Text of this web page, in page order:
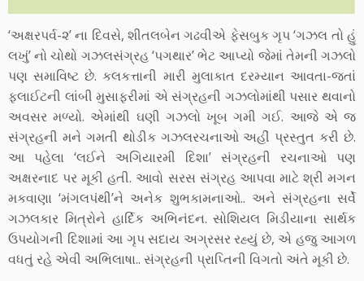
‘અક્ષરપર્વ-૨’ ના દિવસે, શીતલબેન ગઢવીએ ફેસબુક ગૃપ ‘ગઝલ તો હું
લખું’ નો ચોથો ગઝલસંગ્રહ ‘પગથાર’ ભેટ આપ્યો જેમાં તેમની ગઝલો
પણ સમાવિષ્ટ છે. કલકત્તાની મારી મુલાકાત દરમ્યાન આવતા-જતાં
ફ્લાઈટની લાંબી મુસાફરીમાં એ સંગ્રહની ગઝલોમાંથી પસાર થવાનો
અવસર મળ્યો. એમાંથી ઘણી ગઝલો ખૂબ ગમી ગઈ. આજે એ જ
સંગ્રહની મને ગમતી થોડીક ગઝલરચનાઓ અહીં પ્રસ્તુત કરી છે.
આ પહેલા ‘લઈને અગિયારમી દિશા’ સંગ્રહની રચનાઓ પણ
અક્ષરનાદ પર મૂકી હતી. આવો સરસ સંગ્રહ આપવા માટે શ્રી મગન
મકવાણા ‘મંગલપંથી’ને અનેક શુભકામનાઓ.. અને સંગ્રહના સર્વે
ગઝલકાર મિત્રોને હાર્દિક અભિનંદન. સોશિયલ મિડીયાના સાર્થક
ઉપયોગની દિશામાં આ ગૃપ સદાય અગ્રસર રહ્યું છે, એ હજુ આગળ
વધતું રહે એવી અભિલાષા.. સંગ્રહની પ્રાપ્તિની વિગતો અંતે મૂકી છે.